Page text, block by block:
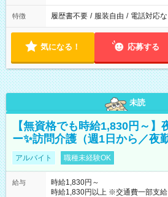
特徴 履歴書不要 / 服装自由 / 電話対応な
気になる！ 応募する
未読
【無資格でも時給1,830円～】
ー✨訪問介護（週1日から／夜
アルバイト 職種未経験OK
給与
時給1,830円～
時給1,830円以上 ※交通費一部支